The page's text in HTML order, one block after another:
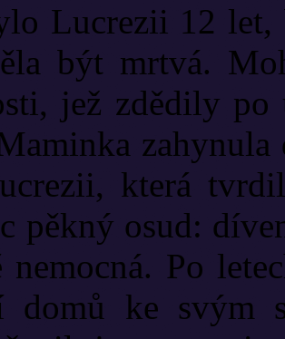
Lucrezii 12
být mrtvá.
jež zdědily po
která
pěkný osud:
nemocná. Po
domů ke svým